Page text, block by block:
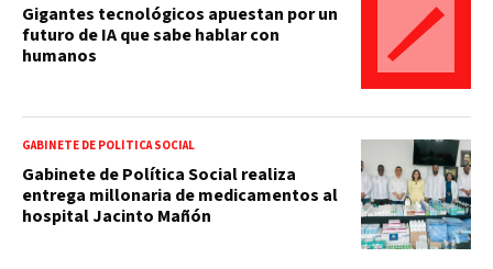
Gigantes tecnológicos apuestan por un
futuro de IA que sabe hablar con
humanos
GABINETE DE POLÍTICA SOCIAL
Gabinete de Política Social realiza
entrega millonaria de medicamentos al
hospital Jacinto Mañón